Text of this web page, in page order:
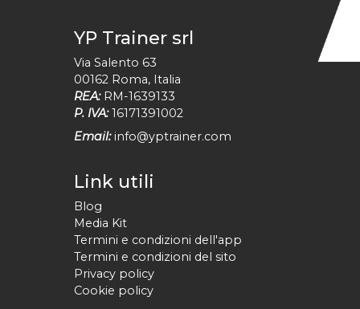
YP Trainer srl
Via Salento 63
00162 Roma, Italia
REA: RM-1639133
P. IVA: 16171391002
Email: info@yptrainer.com
Link utili
Blog
Media Kit
Termini e condizioni dell'app
Termini e condizioni del sito
Privacy policy
Cookie policy